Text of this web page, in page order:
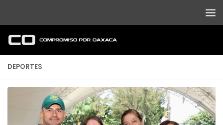
DEPORTES